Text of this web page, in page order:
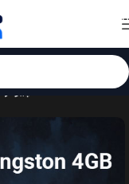
Skip to navigation
Skip to main content
خانه قطعات کامپیوتر